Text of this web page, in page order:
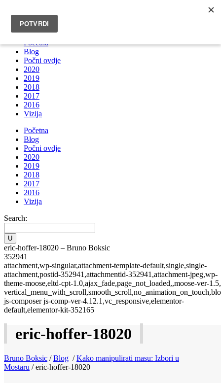
INFO@BRUNOBOKSIC.COM
Početna
Blog
Počni ovdje
2020
2019
2018
2017
2016
Vizija
Početna
Blog
Počni ovdje
2020
2019
2018
2017
2016
Vizija
Search:
eric-hoffer-18020 – Bruno Boksic
352941
attachment,wp-singular,attachment-template-default,single,single-
attachment,postid-352941,attachmentid-352941,attachment-jpeg,wp-
theme-moose,eltd-cpt-1.0,ajax_fade,page_not_loaded,,moose-ver-1.5,
js-composer js-comp-ver-4.12.1,vc_responsive,elementor-
default,elementor-kit-352165
eric-hoffer-18020
Bruno Boksic /Blog /Kako manipulirati masu: Izbori u
Mostaru /eric-hoffer-18020